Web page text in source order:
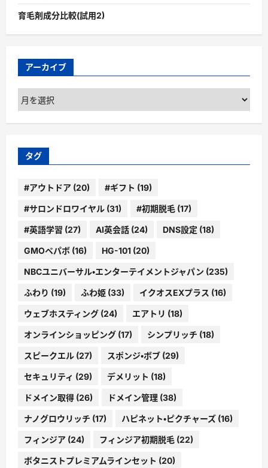
育毛剤成分比較(試用2)
アーカイブ
ア
ー
カ
ブ
タグ
#アウトドア (20) #ギフト (19)
#サロンドロワイヤル (31) #初期脱毛 (17)
#英語学習 (27) AI英会話 (24) DNS設定 (18)
GMOペパボ (16) HG-101 (20)
NBCユニバーサル・エンターテイメントジャパン (235)
ふわり (19) ふわ姫 (33) イクオスEXプラス (16)
ウェブホスティング (24) エアトリ (18)
オンラインショッピング (17) シンプリッチ (18)
スピークエル (27) スポンジ・ボブ (29)
セキュリティ (29) デメリット (18)
ドメイン取得 (26) ドメイン管理 (38)
ナノグロウリッチ (17) ハピネット・ピクチャーズ (16)
フィンジア (24) フィンジア初期脱毛 (22)
ボタニストプレミアムラインセット (20)